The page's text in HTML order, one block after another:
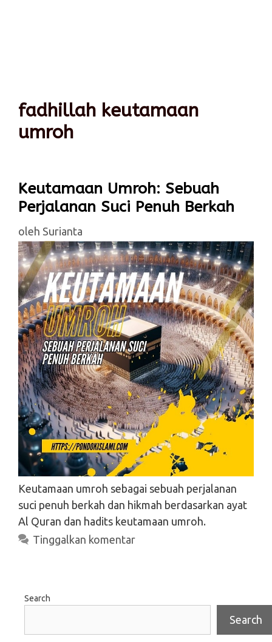
fadhillah keutamaan
umroh
Keutamaan Umroh: Sebuah
Perjalanan Suci Penuh Berkah
oleh Surianta
Keutamaan umroh sebagai sebuah perjalanan
suci penuh berkah dan hikmah berdasarkan ayat
Al Quran dan hadits keutamaan umroh.
Tinggalkan komentar
Search
Search